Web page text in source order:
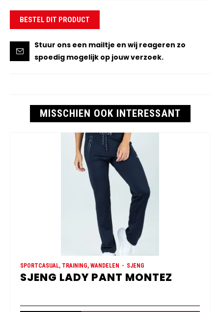
BESTEL DIT PRODUCT
Stuur ons een mailtje en wij reageren zo
spoedig mogelijk op jouw verzoek.
MISSCHIEN OOK INTERESSANT
SPORTCASUAL, TRAINING, WANDELEN SJENG
SJENG LADY PANT MONTEZ